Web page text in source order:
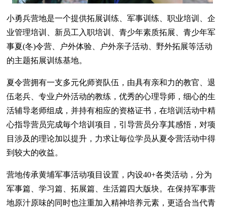
小勇兵营地是一个提供拓展训练、军事训练、职业培训、企
业管理培训、新员工入职培训、青少年素质拓展、青少年军
事夏(冬)令营、户外体验、户外亲子活动、野外拓展等活动
的主题拓展训练基地。
夏令营拥有一支多元化师资队伍，由具有亲和力的教官、退
伍老兵、专业户外活动的教练，优秀的心理导师，细心的生
活辅导老师组成，并持有相应的资格证书，在培训活动中精
心指导营员完成毎个培训项目，引导营员分享其感悟，对项
目涉及的理论加以提升，力求让毎位学员从夏令营活动中得
到较大的收益。
营地传承黄埔军事活动项目设置，内设40+各类活动，分为
军事篇、学习篇、拓展篇、生活篇四大版块。在保持军事营
地原汁原味的同时也注重加入精神培养元素，更适合当代青